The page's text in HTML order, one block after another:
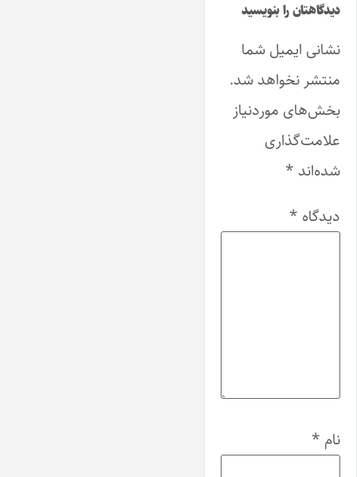
دیدگاهتان را بنویسید
نشانی ایمیل شما
منتشر نخواهد شد.
بخش‌های موردنیاز
علامت‌گذاری
شده‌اند *
دیدگاه *
نام *